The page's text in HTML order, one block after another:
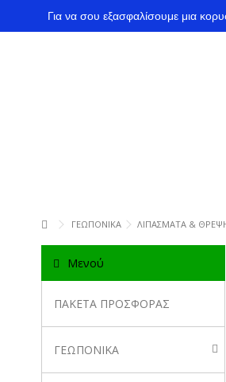
ΓΕΩΠΟΝΙΚΑ ΛΙΠΑΣΜΑΤΑ &
Μενού
ΠΑΚΕΤΑ ΠΡΟΣΦΟΡΑΣ
ΓΕΩΠΟΝΙΚΑ
Για να σου εξασφαλίσουμε μια